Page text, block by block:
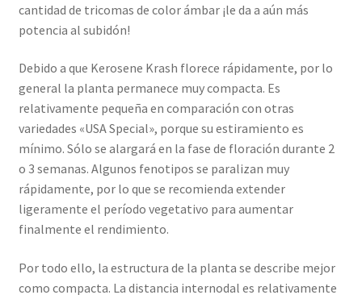
cantidad de tricomas de color ámbar ¡le da a aún más
potencia al subidón!
Debido a que Kerosene Krash florece rápidamente, por lo
general la planta permanece muy compacta. Es
relativamente pequeña en comparación con otras
variedades «USA Special», porque su estiramiento es
mínimo. Sólo se alargará en la fase de floración durante 2
o 3 semanas. Algunos fenotipos se paralizan muy
rápidamente, por lo que se recomienda extender
ligeramente el período vegetativo para aumentar
finalmente el rendimiento.
Por todo ello, la estructura de la planta se describe mejor
como compacta. La distancia internodal es relativamente